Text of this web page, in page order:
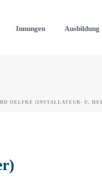
Innungen Ausbildung
OELFKE (INSTALLATEUR- U.